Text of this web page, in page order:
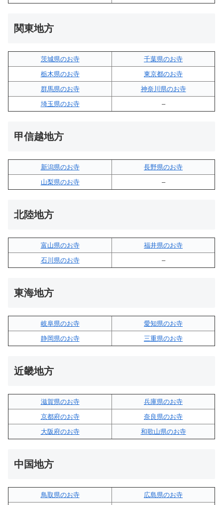
関東地方
茨城県のお寺
千葉県のお寺
栃木県のお寺
東京都のお寺
群馬県のお寺
神奈川県のお寺
埼玉県のお寺
–
甲信越地方
新潟県のお寺
長野県のお寺
山梨県のお寺
–
北陸地方
富山県のお寺
福井県のお寺
石川県のお寺
–
東海地方
岐阜県のお寺
愛知県のお寺
静岡県のお寺
三重県のお寺
近畿地方
滋賀県のお寺
兵庫県のお寺
京都府のお寺
奈良県のお寺
大阪府のお寺
和歌山県のお寺
中国地方
鳥取県のお寺
広島県のお寺